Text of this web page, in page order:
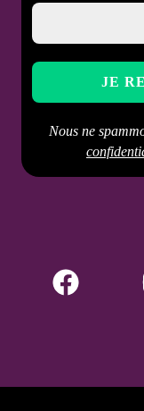
Entretien
Nous ne